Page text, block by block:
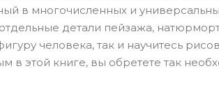
в многочисленных и
детали пейзажа,
человека, так и научитесь
в этой книге, вы обретете так